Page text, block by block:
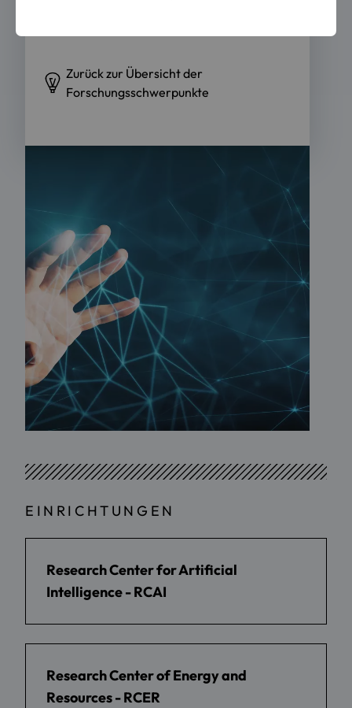
Zurück zur Übersicht der
Forschungsschwerpunkte
EINRICHTUNGEN
Research Center for Artificial
Intelligence - RCAI
Research Center of Energy and
Resources - RCER